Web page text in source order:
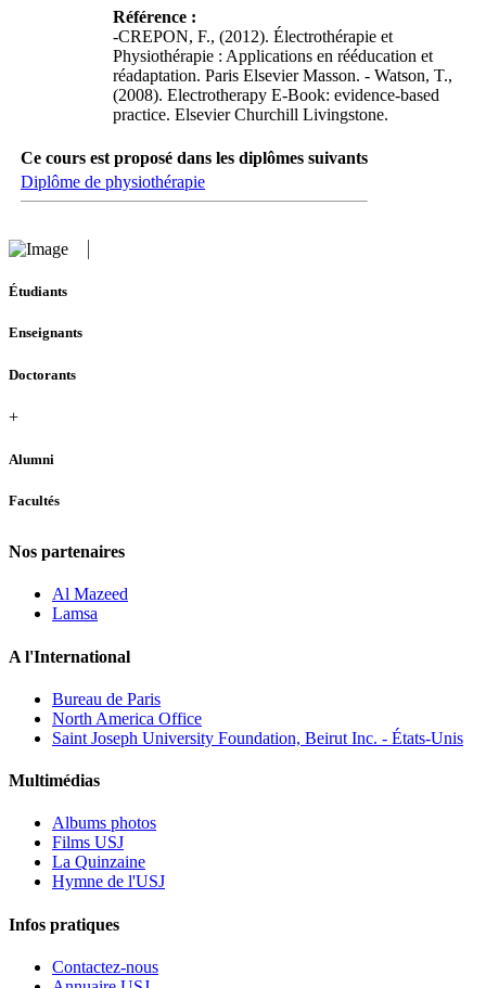
Référence :
-CREPON, F., (2012). Électrothérapie et
Physiothérapie : Applications en rééducation et
réadaptation. Paris Elsevier Masson. - Watson, T.,
(2008). Electrotherapy E-Book: evidence-based
practice. Elsevier Churchill Livingstone.
Ce cours est proposé dans les diplômes suivants
Diplôme de physiothérapie
Étudiants
Enseignants
Doctorants
+
Alumni
Facultés
Nos partenaires
Al Mazeed
Lamsa
A l'International
Bureau de Paris
North America Office
Saint Joseph University Foundation, Beirut Inc. - États-Unis
Multimédias
Albums photos
Films USJ
La Quinzaine
Hymne de l'USJ
Infos pratiques
Contactez-nous